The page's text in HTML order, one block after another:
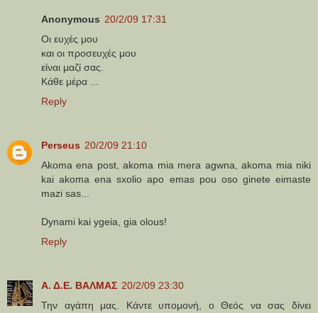
Anonymous 20/2/09 17:31
Οι ευχές μου
και οι προσευχές μου
είναι μαζί σας.
Κάθε μέρα ...
Reply
Perseus 20/2/09 21:10
Akoma ena post, akoma mia mera agwna, akoma mia niki
kai akoma ena sxolio apo emas pou oso ginete eimaste
mazi sas...
Dynami kai ygeia, gia olous!
Reply
Α. Δ.Ε. ΒΑΛΜΑΣ 20/2/09 23:30
Την αγάπη μας. Κάντε υπομονή, ο Θεός να σας δίνει